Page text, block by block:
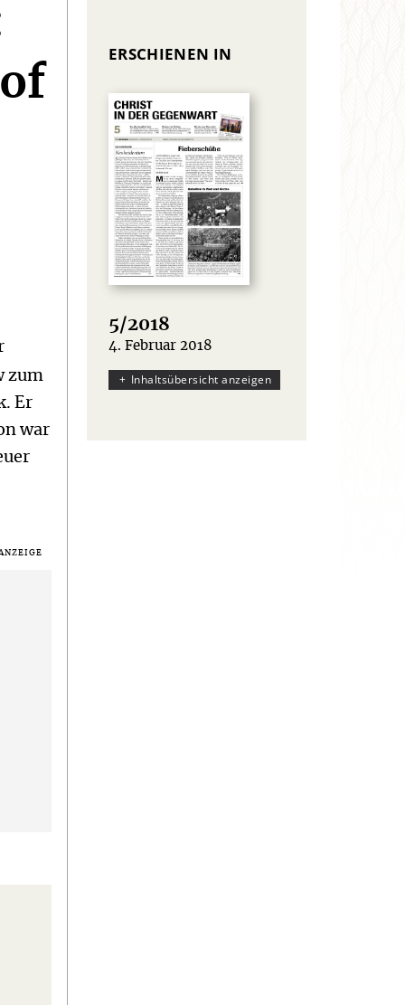
zum
Er
war
ERSCHIENEN IN
5/2018
:
4. Februar 2018
Inhaltsübersicht anzeigen